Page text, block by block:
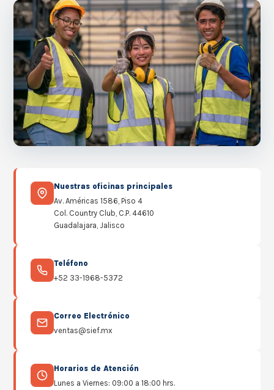
Nuestras oficinas principales
Av. Américas 1586, Piso 4
Col. Country Club, C.P. 44610
Guadalajara, Jalisco
Teléfono
+52 33-1968-5372
Correo Electrónico
ventas@sief.mx
Horarios de Atención
Lunes a Viernes: 09:00 a 18:00 hrs.